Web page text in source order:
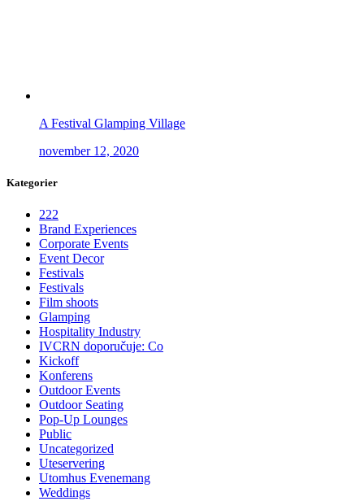
A Festival Glamping Village
november 12, 2020
Kategorier
222
Brand Experiences
Corporate Events
Event Decor
Festivals
Festivals
Film shoots
Glamping
Hospitality Industry
IVCRN doporučuje: Co
Kickoff
Konferens
Outdoor Events
Outdoor Seating
Pop-Up Lounges
Public
Uncategorized
Uteservering
Utomhus Evenemang
Weddings